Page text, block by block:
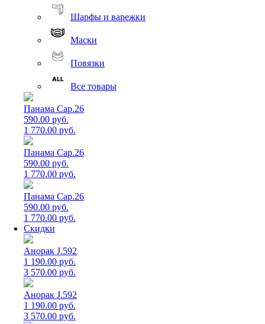
Шарфы и варежки
Маски
Повязки
Все товары
Панама Cap.26
590.00 руб.
1 770.00 руб.
Панама Cap.26
590.00 руб.
1 770.00 руб.
Панама Cap.26
590.00 руб.
1 770.00 руб.
Скидки
Анорак J.592
1 190.00 руб.
3 570.00 руб.
Анорак J.592
1 190.00 руб.
3 570.00 руб.